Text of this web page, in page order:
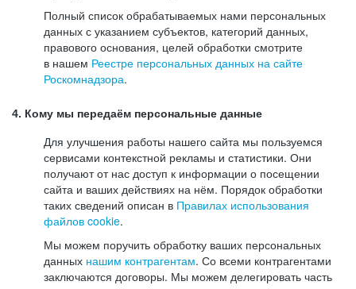
Полный список обрабатываемых нами персональных
данных с указанием субъектов, категорий данных,
правового основания, целей обработки смотрите
в нашем Реестре персональных данных на сайте
Роскомнадзора.
4. Кому мы передаём персональные данные
Для улучшения работы нашего сайта мы пользуемся
сервисами контекстной рекламы и статистики. Они
получают от нас доступ к информации о посещении
сайта и ваших действиях на нём. Порядок обработки
таких сведений описан в Правилах использования
файлов cookie.
Мы можем поручить обработку ваших персональных
данных нашим контрагентам. Со всеми контрагентами
заключаются договоры. Мы можем делегировать часть